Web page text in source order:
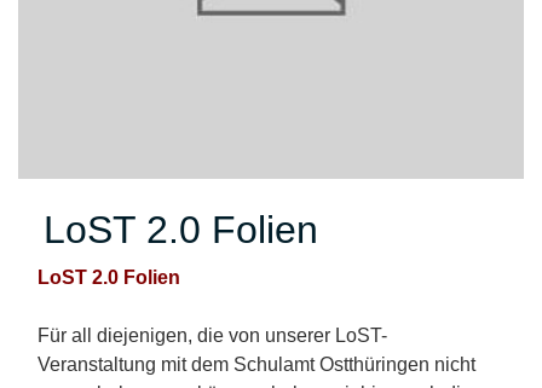
LoST 2.0 Folien
LoST 2.0 Folien
Für all diejenigen, die von unserer LoST-
Veranstaltung mit dem Schulamt Ostthüringen nicht